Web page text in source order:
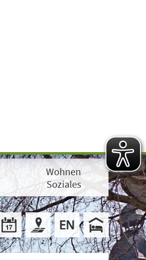
Wohnen
Soziales